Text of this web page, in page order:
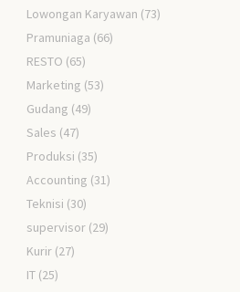
Lowongan Karyawan (73)
Pramuniaga (66)
RESTO (65)
Marketing (53)
Gudang (49)
Sales (47)
Produksi (35)
Accounting (31)
Teknisi (30)
supervisor (29)
Kurir (27)
IT (25)